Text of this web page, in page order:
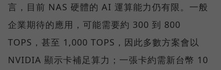
言，目前 NAS 硬體的 AI 運算能力仍有限。一般
企業期待的應用，可能需要約 300 到 800
TOPS，甚至 1,000 TOPS，因此多數方案會以
NVIDIA 顯示卡補足算力；一張卡約需新台幣 10